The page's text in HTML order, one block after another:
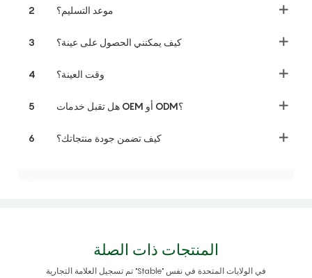
2 موعد التسليم؟
3 كيف يمكنني الحصول على عينة؟
4 وقت العينة؟
5 هل تقبل خدمات OEM أو ODM؟
6 كيف تضمن جودة منتجاتك؟
المنتجات ذات الصلة
تم تسجيل العلامة التجارية "Stable" في الولايات المتحدة في نفس